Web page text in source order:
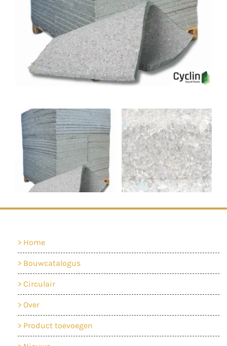
Home
Bouwcatalogus
Circulair
Over
Product toevoegen